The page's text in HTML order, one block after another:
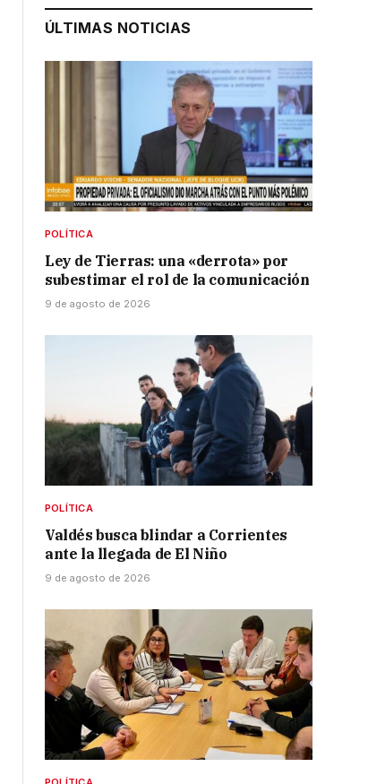
ÚLTIMAS NOTICIAS
POLÍTICA
Ley de Tierras: una «derrota» por
subestimar el rol de la comunicación
9 de agosto de 2026
POLÍTICA
Valdés busca blindar a Corrientes
ante la llegada de El Niño
9 de agosto de 2026